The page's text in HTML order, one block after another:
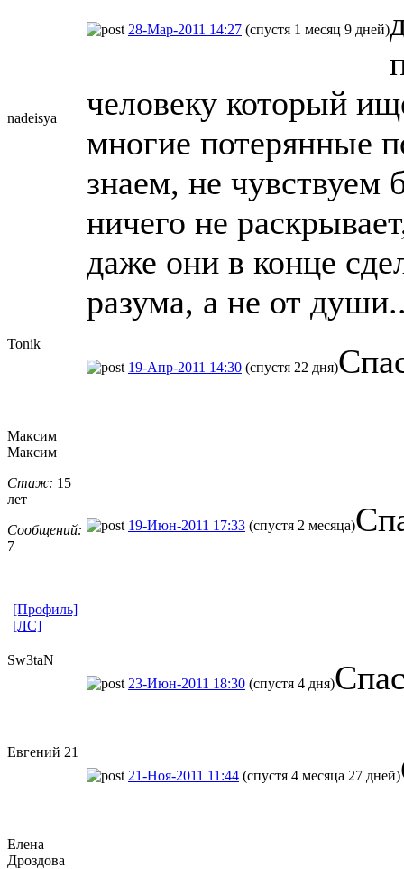
nadeisya
28-Мар-2011 14:27 (спустя 1 месяц 9 дней)
человеку который
многие потерянные
знаем, не чувствуем
ничего не
даже они в конце
разума, а не от
Tonik
19-Апр-2011 14:30 (спустя 22 дня)
Максим
Максим
Стаж: 15
лет
Сообщений:
7
19-Июн-2011 17:33 (спустя 2 месяца)
[Профиль]
[ЛС]
Sw3taN
23-Июн-2011 18:30 (спустя 4 дня)
Евгений 21
21-Ноя-2011 11:44 (спустя 4 месяца 27 дней)
Елена
Дроздова